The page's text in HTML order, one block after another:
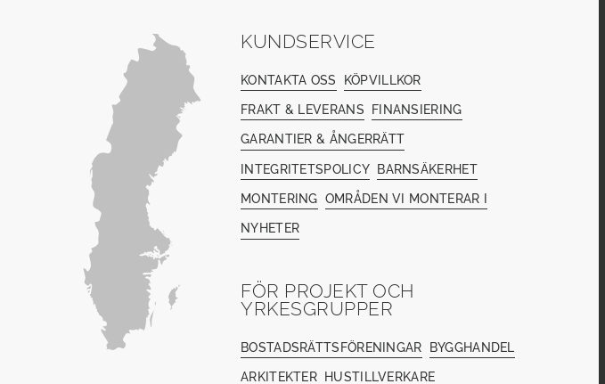
KUNDSERVICE
KONTAKTA OSS
KÖPVILLKOR
FRAKT & LEVERANS FINANSIERING
GARANTIER & ÅNGERRÄTT
INTEGRITETSPOLICY BARNSÄKERHET
MONTERING OMRÅDEN VI MONTERAR I
NYHETER
FÖR PROJEKT OCH
YRKESGRUPPER
BOSTADSRÄTTSFÖRENINGAR BYGGHANDEL
ARKITEKTER HUSTILLVERKARE